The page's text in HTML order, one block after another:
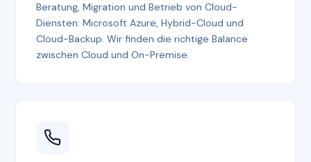
Beratung, Migration und Betrieb von Cloud-
Diensten: Microsoft Azure, Hybrid-Cloud und
Cloud-Backup. Wir finden die richtige Balance
zwischen Cloud und On-Premise.